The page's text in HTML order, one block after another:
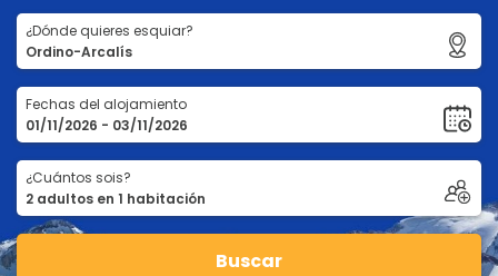
¿Dónde quieres esquiar?
Fechas del alojamiento
¿Cuántos sois?
Buscar